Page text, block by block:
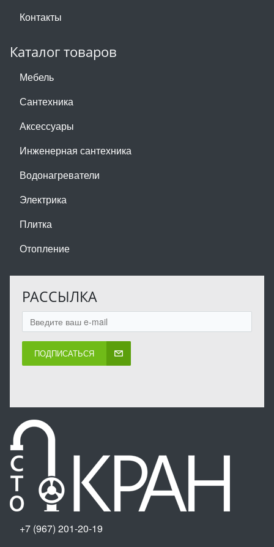
Контакты
Каталог товаров
Мебель
Сантехника
Аксессуары
Инженерная сантехника
Водонагреватели
Электрика
Плитка
Отопление
РАССЫЛКА
ПОДПИСАТЬСЯ
+7 (967) 201-20-19